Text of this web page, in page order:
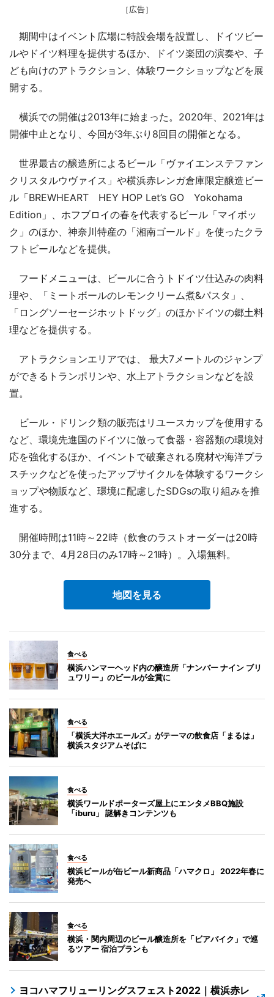
［広告］
期間中はイベント広場に特設会場を設置し、ドイツビー
ルやドイツ料理を提供するほか、ドイツ楽団の演奏や、子
ども向けのアトラクション、体験ワークショップなどを展
開する。
横浜での開催は2013年に始まった。2020年、2021年は
開催中止となり、今回が3年ぶり8回目の開催となる。
世界最古の醸造所によるビール「ヴァイエンステファン
クリスタルウヴァイス」や横浜赤レンガ倉庫限定醸造ビー
ル「BREWHEART HEY HOP Let’s GO Yokohama
Edition」、ホフブロイの春を代表するビール「マイボッ
ク」のほか、神奈川特産の「湘南ゴールド」を使ったクラ
フトビールなどを提供。
フードメニューは、ビールに合うトドイツ仕込みの肉料
理や、「ミートボールのレモンクリーム煮&パスタ」、
「ロングソーセージホットドッグ」のほかドイツの郷土料
理などを提供する。
アトラクションエリアでは、 最大7メートルのジャンプ
ができるトランポリンや、水上アトラクションなどを設
置。
ビール・ドリンク類の販売はリユースカップを使用する
など、環境先進国のドイツに倣って食器・容器類の環境対
応を強化するほか、イベントで破棄される廃材や海洋プラ
スチックなどを使ったアップサイクルを体験するワークシ
ョップや物販など、環境に配慮したSDGsの取り組みを推
進する。
開催時間は11時～22時（飲食のラストオーダーは20時
30分まで、4月28日のみ17時～21時）。入場無料。
地図を見る
食べる
横浜ハンマーヘッド内の醸造所「ナンバー ナイン ブリ
ュワリー」のビールが金賞に
食べる
「横浜大洋ホエールズ」がテーマの飲食店「まるは」
横浜スタジアムそばに
食べる
横浜ワールドポーターズ屋上にエンタメBBQ施設
「iburu」 謎解きコンテンツも
食べる
横浜ビールが缶ビール新商品「ハマクロ」 2022年春に
発売へ
食べる
横浜・関内周辺のビール醸造所を「ビアバイク」で巡
るツアー 宿泊プランも
ヨコハマフリューリングスフェスト2022｜横浜赤レ